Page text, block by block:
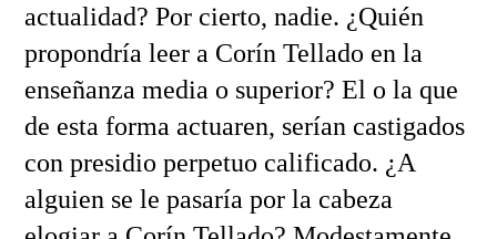
actualidad? Por cierto, nadie. ¿Quién
propondría leer a Corín Tellado en la
enseñanza media o superior? El o la que
de esta forma actuaren, serían castigados
con presidio perpetuo calificado. ¿A
alguien se le pasaría por la cabeza